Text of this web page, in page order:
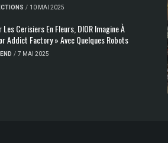
/ 10 MAI 2025
Cerisiers En Fleurs, DIOR Imagine À
Addict Factory » Avec Quelques Robots
/ 7 MAI 2025